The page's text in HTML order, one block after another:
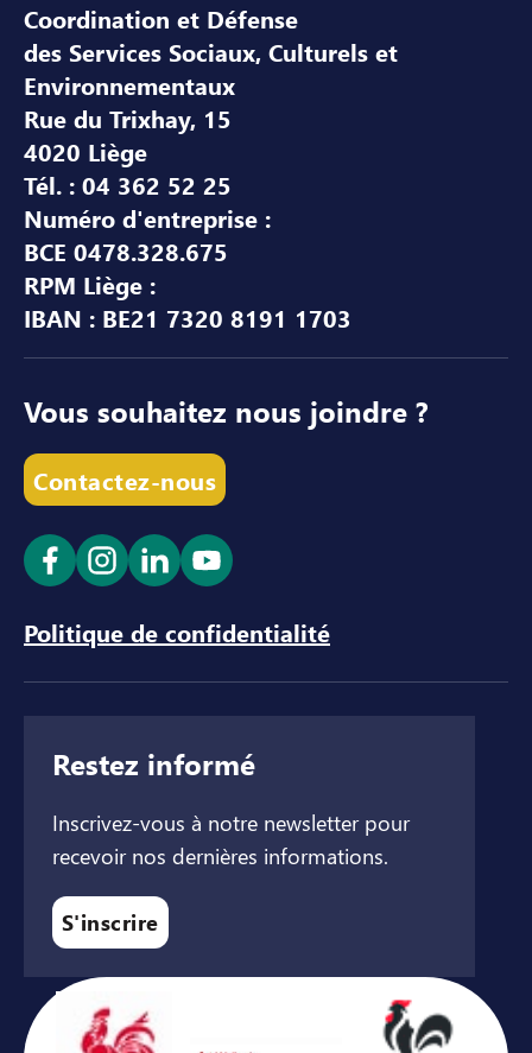
Coordination et Défense
des Services Sociaux, Culturels et
Environnementaux
Rue du Trixhay, 15
4020 Liège
Tél. : 04 362 52 25
Numéro d'entreprise :
BCE 0478.328.675
RPM Liège :
IBAN : BE21 7320 8191 1703
Vous souhaitez nous joindre ?
Contactez-nous
Ouvrir le lien dans un nouvel onglet
Ouvrir le lien dans un nouvel onglet
Ouvrir le lien dans un nouvel
Ouvrir le lien dans un
Politique de confidentialité
Restez informé
Inscrivez-vous à notre newsletter pour
recevoir nos dernières informations.
S'inscrire
Avec le soutien de ...